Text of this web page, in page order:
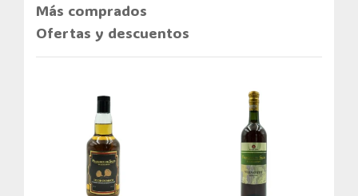
Más comprados
Ofertas y descuentos